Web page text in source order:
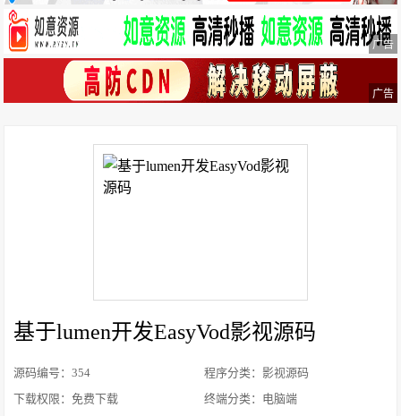
广告
广告
基于lumen开发EasyVod影视源码
程序分类：影视源码
源码编号：354
终端分类：电脑端
下载权限：免费下载